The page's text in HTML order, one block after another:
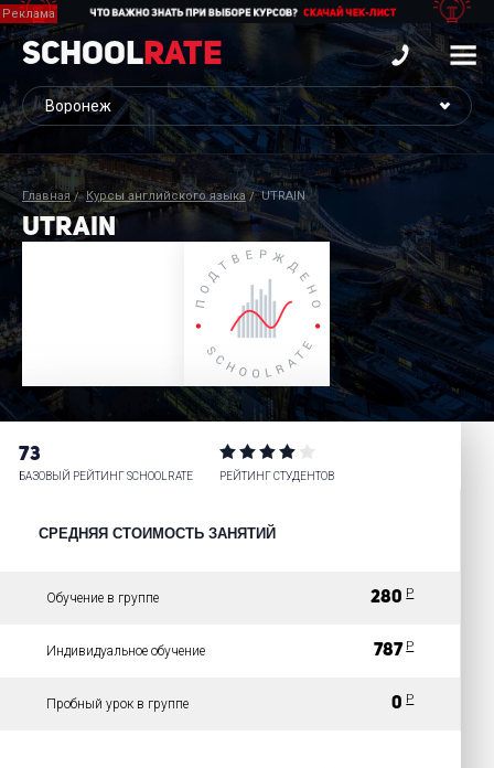
School Rate
Главная Курсы английского языка UTRAIN
UTRAIN
73
БАЗОВЫЙ РЕЙТИНГ SCHOOLRATE РЕЙТИНГ СТУДЕНТОВ
СРЕДНЯЯ СТОИМОСТЬ ЗАНЯТИЙ
Обучение в группе 280 Р
Индивидуальное обучение 787 Р
Пробный урок в группе 0 Р